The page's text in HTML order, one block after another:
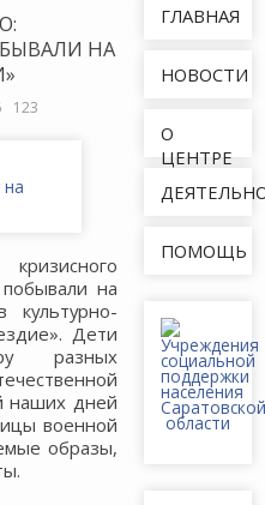
НА
123
на
культурно-
Дети
разных
наших дней
военной
образы,
ГЛАВНАЯ
НОВОСТИ
О
ЦЕНТРЕ
ПОМОЩЬ